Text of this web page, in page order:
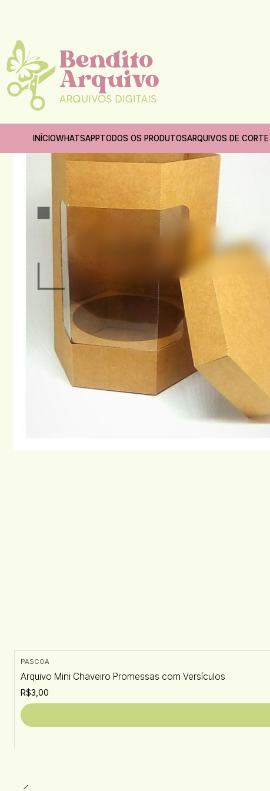
INÍCIOWHATSAPPTODOS OS PRODUTOSARQUIVOS DE CORTE
PASCOA
Arquivo Mini Chaveiro Promessas com Versículos
R$3,00